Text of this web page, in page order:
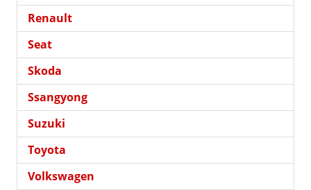
Renault
Seat
Skoda
Ssangyong
Suzuki
Toyota
Volkswagen